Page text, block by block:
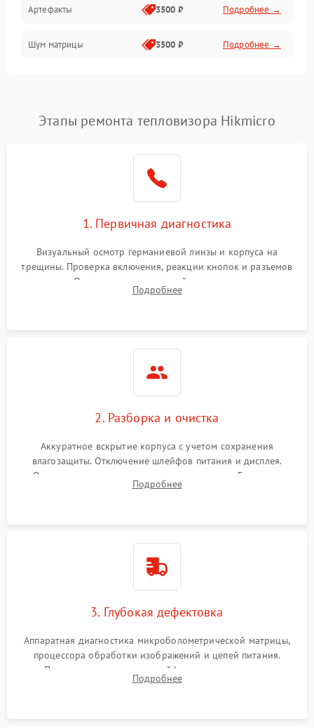
Матрица
Проблемы питания
Сбои коммуникаций и интерфейсов
Экран (дисплей)
Артефакты 3500 ₽ Подробнее →
Шум матрицы 3500 ₽ Подробнее →
Этапы ремонта тепловизора Hikmicro
1. Первичная диагностика
Визуальный осмотр германиевой линзы и корпуса на
трещины. Проверка включения, реакции кнопок и разъемов
зарядки. Оценка вывода тепловой сигнатуры на экран,
проверка базовых функций и считывание системных
Подробнее
2. Разборка и очистка
Аккуратное вскрытие корпуса с учетом сохранения
влагозащиты. Отключение шлейфов питания и дисплея.
Очистка внутренних плат от окислов и пыли. Бережная
обработка германиевого объектива специализированными
Подробнее
3. Глубокая дефектовка
Аппаратная диагностика микроболометрической матрицы,
процессора обработки изображений и цепей питания.
Проверка целостности шлейфов, модуля памяти и
интерфейсов связи. Выявление сгоревших SMD-компонентов
Подробнее